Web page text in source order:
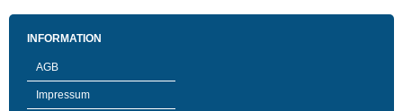
INFORMATION
AGB
Impressum